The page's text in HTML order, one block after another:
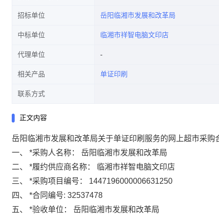
招标单位 岳阳临湘市发展和改革局
中标单位 临湘市祥智电脑文印店
代理单位
相关产品 单证印刷
联系方式
正文内容
岳阳临湘市发展和改革局关于单证印刷服务的网上超市采购
一、 *采购人名称： 岳阳临湘市发展和改革局
二、 *履约供应商名称：
临湘市祥智电脑文印店
三、 *采购项目编号： 1447196000006631250
四、 *合同编号: 32537478
五、 *验收单位： 岳阳临湘市发展和改革局